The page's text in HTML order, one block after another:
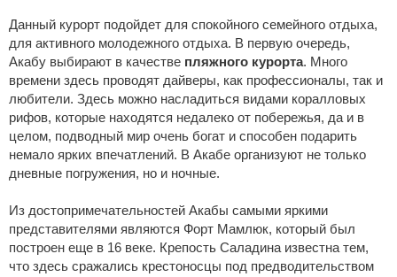
Данный курорт подойдет для спокойного семейного отдыха,
для активного молодежного отдыха. В первую очередь,
Акабу выбирают в качестве пляжного курорта. Много
времени здесь проводят дайверы, как профессионалы, так и
любители. Здесь можно насладиться видами коралловых
рифов, которые находятся недалеко от побережья, да и в
целом, подводный мир очень богат и способен подарить
немало ярких впечатлений. В Акабе организуют не только
дневные погружения, но и ночные.
Из достопримечательностей Акабы самыми яркими
представителями являются Форт Мамлюк, который был
построен еще в 16 веке. Крепость Саладина известна тем,
что здесь сражались крестоносцы под предводительством